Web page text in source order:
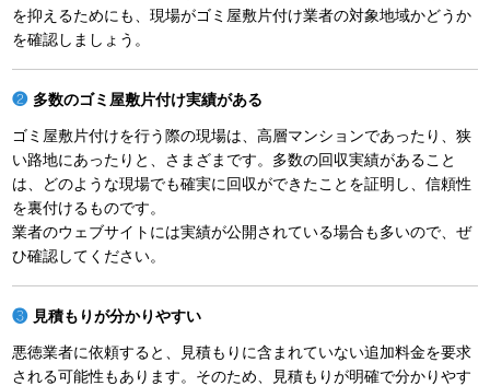
を抑えるためにも、現場がゴミ屋敷片付け業者の対象地域かどうか
を確認しましょう。
多数のゴミ屋敷片付け実績がある
ゴミ屋敷片付けを行う際の現場は、高層マンションであったり、狭
い路地にあったりと、さまざまです。多数の回収実績があること
は、どのような現場でも確実に回収ができたことを証明し、信頼性
を裏付けるものです。
業者のウェブサイトには実績が公開されている場合も多いので、ぜ
ひ確認してください。
見積もりが分かりやすい
悪徳業者に依頼すると、見積もりに含まれていない追加料金を要求
される可能性もあります。そのため、見積もりが明確で分かりやす